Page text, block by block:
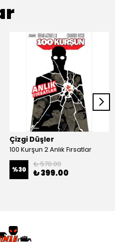
Çizgi Düşler
100 Kurşun 2 Anlık Fırsatlar
%30
₺ 570.00
₺ 399.00